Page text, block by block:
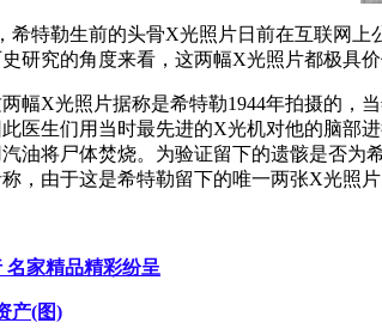
希特勒生前的头骨X光照片日前在互联网
研究的角度来看，这两幅X光照片都极具价
幅X光照片据称是希特勒1944年拍摄的，
医生们用当时最先进的X光机对他的脑部
油将尸体焚烧。为验证留下的遗骸是否
，由于这是希特勒留下的唯一两张X光照
名家精品精彩纷呈
产(图)